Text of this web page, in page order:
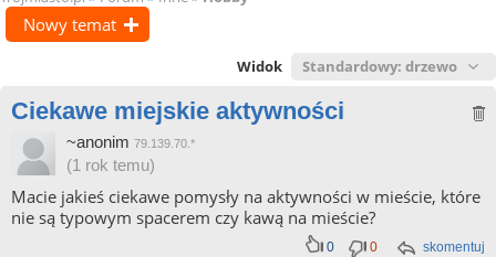
Nowy temat
Widok
Ciekawe miejskie aktywności
~anonim 79.139.70.*
(1 rok temu)
Macie jakieś ciekawe pomysły na aktywności w mieście, które
nie są typowym spacerem czy kawą na mieście?
skomentuj
0 0